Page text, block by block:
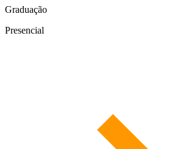
Graduação
Presencial